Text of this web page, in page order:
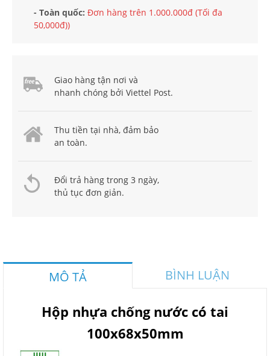
- Toàn quốc: Đơn hàng trên 1.000.000đ (Tối đa
50,000đ))
Giao hàng tận nơi và
nhanh chóng bởi Viettel Post.
Thu tiền tại nhà, đảm bảo
an toàn.
Đổi trả hàng trong 3 ngày,
thủ tục đơn giản.
MÔ TẢ BÌNH LUẬN
Hộp nhựa chống nước có tai
100x68x50mm